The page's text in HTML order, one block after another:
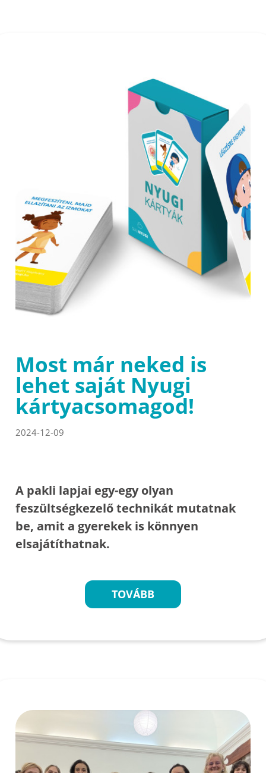
Most már neked is
lehet saját Nyugi
kártyacsomagod!
2024-12-09
A pakli lapjai egy-egy olyan
feszültségkezelő technikát mutatnak
be, amit a gyerekek is könnyen
elsajátíthatnak.
TOVÁBB